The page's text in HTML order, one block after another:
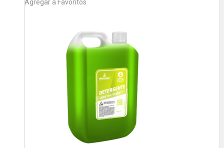
Agregar a Favoritos